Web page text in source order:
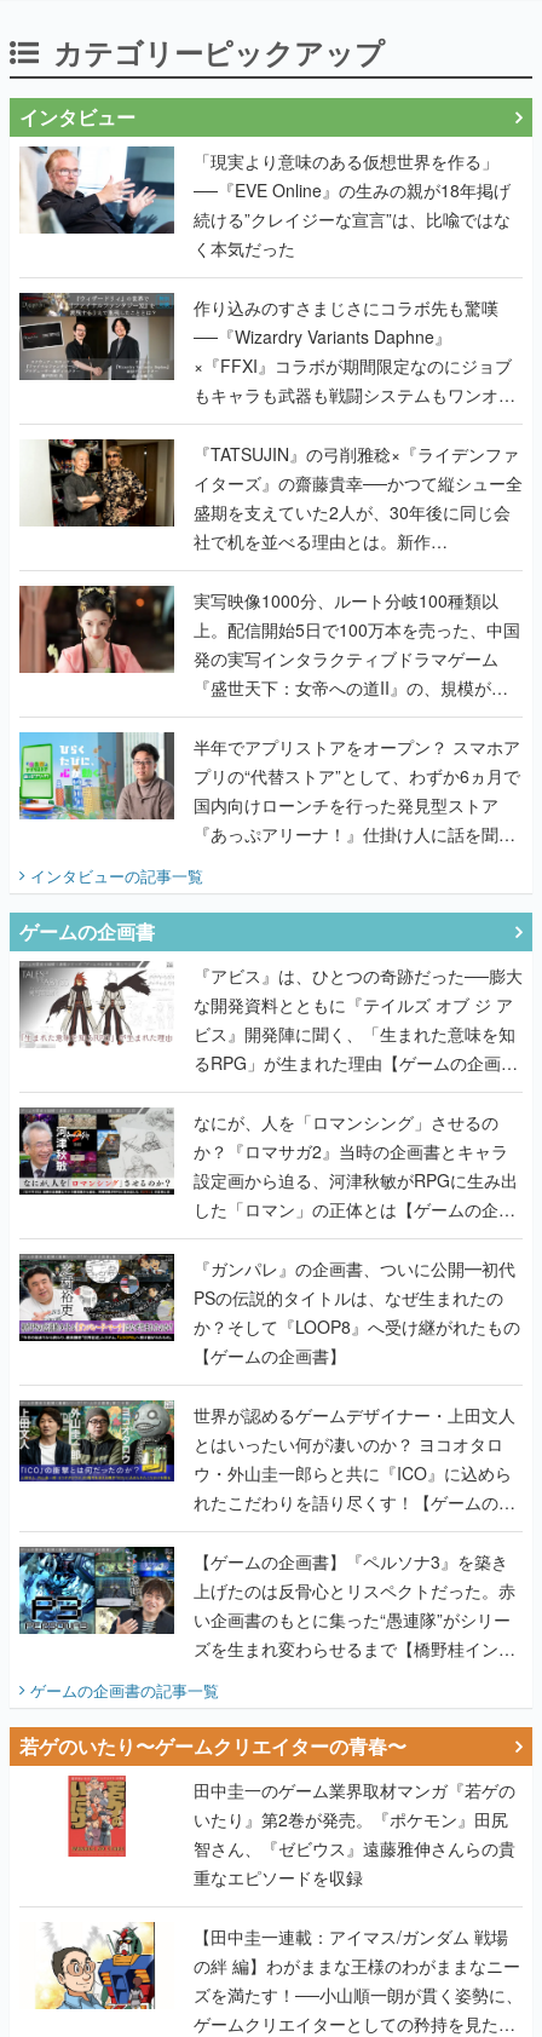
カテゴリーピックアップ
インタビュー
「現実より意味のある仮想世界を作る」
──『EVE Online』の生みの親が18年掲げ
続ける”クレイジーな宣言”は、比喩ではな
く本気だった
作り込みのすさまじさにコラボ先も驚嘆
──『Wizardry Variants Daphne』
×『FFXI』コラボが期間限定なのにジョブ
もキャラも武器も戦闘システムもワンオフ
で作り込まれた理由を両ディレクターに聞
く
『TATSUJIN』の弓削雅稔×『ライデンファ
イターズ』の齋藤貴幸──かつて縦シュー全
盛期を支えていた2人が、30年後に同じ会
社で机を並べる理由とは。新作
『TATSUJIN EXTREME』で初タッグを組
んだレジェンド2人に訊く開発秘話
実写映像1000分、ルート分岐100種類以
上。配信開始5日で100万本を売った、中国
発の実写インタラクティブドラマゲーム
『盛世天下：女帝への道II』の、規模が違
うこだわりをプロデューサーに聞いた
半年でアプリストアをオープン？ スマホア
プリの“代替ストア”として、わずか6ヵ月で
国内向けローンチを行った発見型ストア
『あっぷアリーナ！』仕掛け人に話を聞い
インタビューの記事一覧
ゲームの企画書
『アビス』は、ひとつの奇跡だった──膨大
な開発資料とともに『テイルズ オブ ジ ア
ビス』開発陣に聞く、「生まれた意味を知
るRPG」が生まれた理由【ゲームの企画
書】
なにが、人を「ロマンシング」させるの
か？『ロマサガ2』当時の企画書とキャラ
設定画から迫る、河津秋敏がRPGに生み出
した「ロマン」の正体とは【ゲームの企画
書】
『ガンパレ』の企画書、ついに公開━初代
PSの伝説的タイトルは、なぜ生まれたの
か？そして『LOOP8』へ受け継がれたもの
【ゲームの企画書】
世界が認めるゲームデザイナー・上田文人
とはいったい何が凄いのか？ ヨコオタロ
ウ・外山圭一郎らと共に『ICO』に込めら
れたこだわりを語り尽くす！【ゲームの企
画書】
【ゲームの企画書】『ペルソナ3』を築き
上げたのは反骨心とリスペクトだった。赤
い企画書のもとに集った“愚連隊”がシリー
ズを生まれ変わらせるまで【橋野桂インタ
ゲームの企画書の記事一覧
若ゲのいたり〜ゲームクリエイターの青春〜
田中圭一のゲーム業界取材マンガ『若ゲの
いたり』第2巻が発売。『ポケモン』田尻
智さん、『ゼビウス』遠藤雅伸さんらの貴
重なエピソードを収録
【田中圭一連載：アイマス/ガンダム 戦場
の絆 編】わがままな王様のわがままなニー
ズを満たす！──小山順一朗が貫く姿勢に、
ゲームクリエイターとしての矜持を見た